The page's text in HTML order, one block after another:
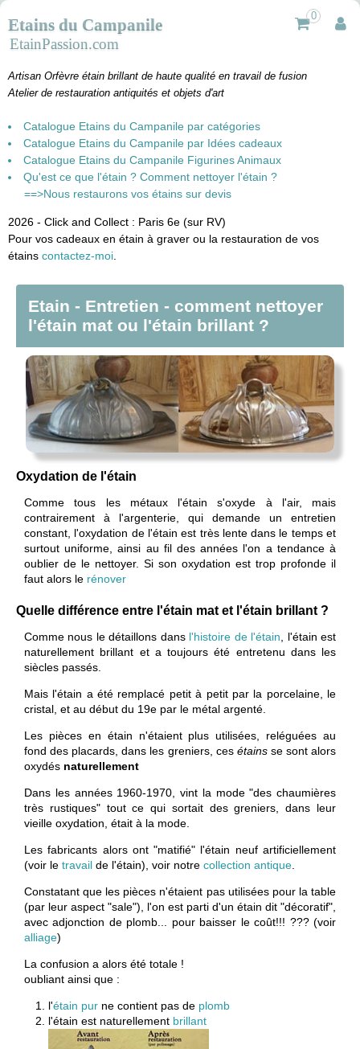
Etains du Campanile
EtainPassion.com
Artisan Orfèvre étain brillant de haute qualité en travail de fusion
Atelier de restauration antiquités et objets d'art
0
Catalogue Etains du Campanile par catégories
Catalogue Etains du Campanile par Idées cadeaux
Catalogue Etains du Campanile Figurines Animaux
Qu'est ce que l'étain ? Comment nettoyer l'étain ?
==>Nous restaurons vos étains sur devis
2026 - Click and Collect : Paris 6e (sur RV)
Pour vos cadeaux en étain à graver ou la restauration de vos
étains contactez-moi
Etain - Entretien - comment nettoyer
l'étain mat ou l'étain brillant ?
Oxydation de l'étain
Comme tous les métaux l'étain s'oxyde à l'air, mais
contrairement à l'argenterie, qui demande un entretien
constant, l'oxydation de l'étain est très lente dans le temps et
surtout uniforme, ainsi au fil des années l'on a tendance à
oublier de le nettoyer. Si son oxydation est trop profonde il
faut alors le rénover
Quelle différence entre l'étain mat et l'étain brillant ?
Comme nous le détaillons dans l'histoire de l'étain , l'étain est
naturellement brillant et a toujours été entretenu dans les
siècles passés.
Mais l'étain a été remplacé petit à petit par la porcelaine, le
cristal, et au début du 19e par le métal argenté.
Les pièces en étain n'étaient plus utilisées, reléguées au
fond des placards, dans les greniers, ces étainsse sont alors
oxydés naturellement
Dans les années 1960-1970, vint la mode "des chaumières
très rustiques" tout ce qui sortait des greniers, dans leur
vieille oxydation, était à la mode.
Les fabricants alors ont "matifié" l'étain neuf artificiellement
(voir le travail de l'étain), voir notre collection antique
Constatant que les pièces n'étaient pas utilisées pour la table
(par leur aspect "sale"), l'on est parti d'un étain dit "décoratif",
avec adjonction de plomb... pour baisser le coût!!! ??? (voir
alliage)
La confusion a alors été totale !
oubliant ainsi que :
l'étain pur ne contient pas de plomb
l'étain est naturellement brillant